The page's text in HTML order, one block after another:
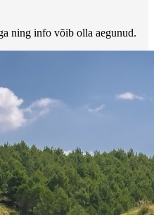
ning info võib olla aegunud.